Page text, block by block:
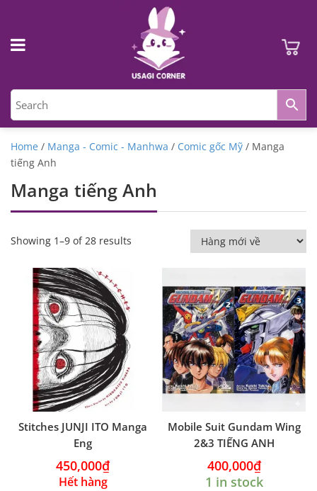
Home / Manga - Comic - Manhwa / Comic gốc Mỹ / Manga
tiếng Anh
Manga tiếng Anh
Showing 1–9 of 28 results
Stitches JUNJI ITO Manga
Eng
450,000₫
Hết hàng
Mobile Suit Gundam Wing
2&3 TIẾNG ANH
400,000₫
1 in stock